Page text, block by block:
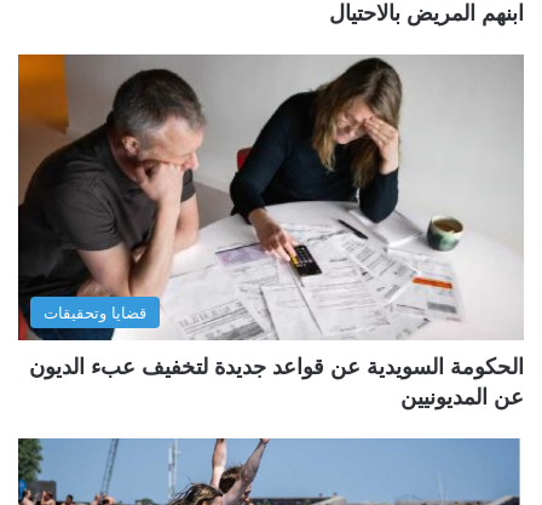
ابنهم المريض بالاحتيال
قضايا وتحقيقات
الحكومة السويدية عن قواعد جديدة لتخفيف عبء الديون
عن المديونيين